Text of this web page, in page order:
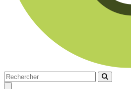
Rechercher
Rechercher